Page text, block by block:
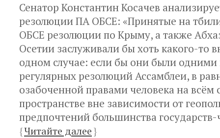
Сенатор Константин Косачев
резолюции ПА ОБСЕ: «Принятые на
ОБСЕ резолюции по Крыму, а также
Осетии заслуживали бы хоть какого-то
одном случае: если бы они были
регулярных резолюций Ассамблеи, в
озабоченной правами человека на всём
пространстве вне зависимости от
предпочтений большинства государств-
{Читайте далее}